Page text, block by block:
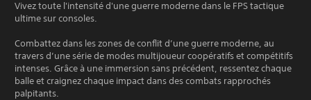
Vivez toute l'intensité d'une guerre moderne dans le FPS tactique
ultime sur consoles.
Combattez dans les zones de conflit d’une guerre moderne, au
travers d’une série de modes multijoueur coopératifs et compétitifs
intenses. Grâce à une immersion sans précédent, ressentez chaque
balle et craignez chaque impact dans des combats rapprochés
palpitants.